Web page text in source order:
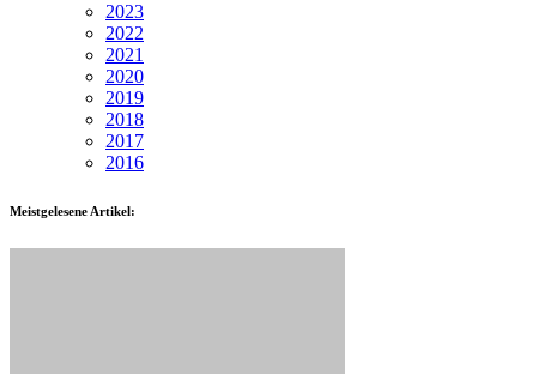
2023
2022
2021
2020
2019
2018
2017
2016
Meistgelesene Artikel: